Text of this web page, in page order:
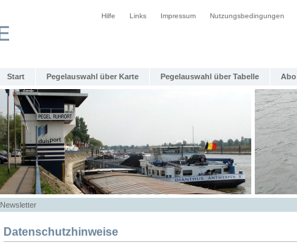
Hilfe Links Impressum Nutzungsbedingungen
Start Pegelauswahl über Karte Pegelauswahl über Tabelle Abo
Newsletter
Datenschutzhinweise